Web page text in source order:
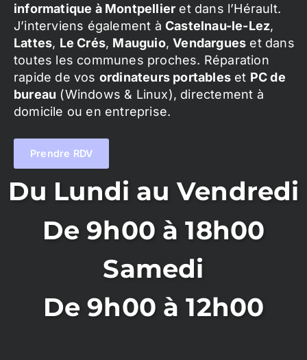
informatique à Montpellier et dans l’Hérault.
J’interviens également à Castelnau-le-Lez,
Lattes, Le Crés, Mauguio,Vendargues et dans
toutes les communes proches. Réparation
rapide de vos ordinateurs portables et PC de
bureau (Windows & Linux), directement à
domicile ou en entreprise.
Prendre RDV
Du Lundi au Vendredi
De 9h00 à 18h00
Samedi
De 9h00 à 12h00